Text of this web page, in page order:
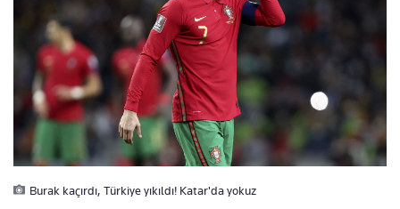
Burak kaçırdı, Türkiye yıkıldı! Katar'da yokuz